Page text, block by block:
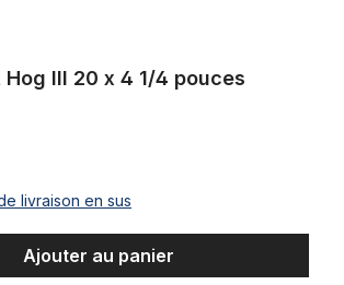
Hog III 20 x 4 1/4 pouces
livraison en sus
Ajouter au panier